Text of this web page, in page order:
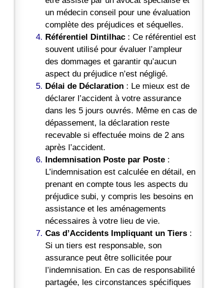
un médecin conseil pour une évaluation
complète des préjudices et séquelles.
Référentiel Dintilhac : Ce référentiel est
souvent utilisé pour évaluer l’ampleur
des dommages et garantir qu’aucun
aspect du préjudice n’est négligé.
Délai de Déclaration : Le mieux est de
déclarer l’accident à votre assurance
dans les 5 jours ouvrés. Même en cas de
dépassement, la déclaration reste
recevable si effectuée moins de 2 ans
après l’accident.
Indemnisation Poste par Poste :
L’indemnisation est calculée en détail, en
prenant en compte tous les aspects du
préjudice subi, y compris les besoins en
assistance et les aménagements
nécessaires à votre lieu de vie.
Cas d’Accidents Impliquant un Tiers :
Si un tiers est responsable, son
assurance peut être sollicitée pour
l’indemnisation. En cas de responsabilité
partagée, les circonstances spécifiques